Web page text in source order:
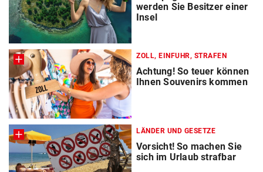
werden Sie Besitzer einer
Insel
ZOLL, EINFUHR, STRAFEN
Achtung! So teuer können
Ihnen Souvenirs kommen
LÄNDER UND GESETZE
Vorsicht! So machen Sie
sich im Urlaub strafbar